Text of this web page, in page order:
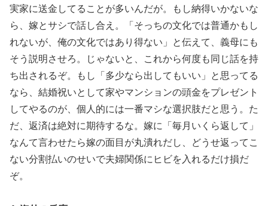
実家に送金してることが多いんだが。もし納得いかないな
ら、嫁とサシで話し合え。「そっちの文化では普通かもし
れないが、俺の文化ではあり得ない」と伝えて、義母にも
そう説明させろ。じゃないと、これから何度も同じ話を持
ち出されるぞ。もし「多少なら出してもいい」と思ってる
なら、結婚祝いとして家やマンションの頭金をプレゼント
してやるのが、個人的には一番マシな選択肢だと思う。た
だ、返済は絶対に期待するな。嫁に「毎月いくら返して」
なんて言わせたら嫁の面目が丸潰れだし、どうせ返ってこ
ない分割払いのせいで夫婦関係にヒビを入れるだけ損だ
ぞ。